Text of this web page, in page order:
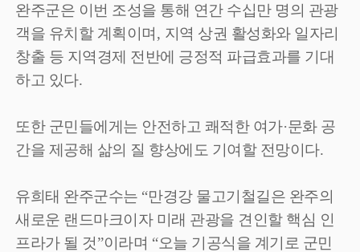
완주군은 이번 조성을 통해 연간 수십만 명의 관광
객을 유치할 계획이며, 지역 상권 활성화와 일자리
창출 등 지역경제 전반에 긍정적 파급효과를 기대
하고 있다.
또한 군민들에게는 안전하고 쾌적한 여가·문화 공
간을 제공해 삶의 질 향상에도 기여할 전망이다.
유희태 완주군수는 “만경강 물고기철길은 완주의
새로운 랜드마크이자 미래 관광을 견인할 핵심 인
프라가 될 것”이라며 “오늘 기공식을 계기로 군민